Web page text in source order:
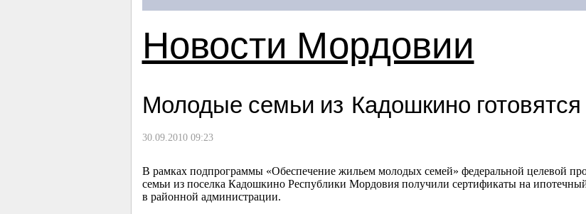
Новости Мордовии
Молодые семьи из Кадошкино
30.09.2010 09:23
В рамках подпрограммы «Обеспечение жильем молодых семей» федеральной целевой
семьи из поселка Кадошкино Республики Мордовия получили сертификаты на
в районной администрации.